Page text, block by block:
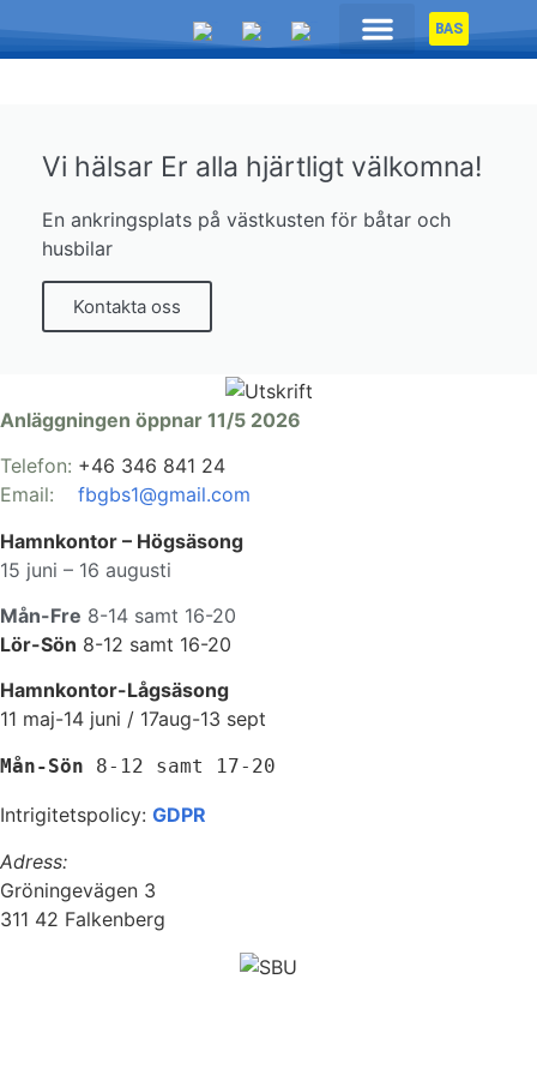
BAS
Vi hälsar Er alla hjärtligt välkomna!
En ankringsplats på västkusten för båtar och
husbilar
Kontakta oss
Anläggningen öppnar 11/5 2026
Telefon: +46 346 841 24
Email: fbgbs1@gmail.com
Hamnkontor – Högsäsong
15 juni – 16 augusti
Mån-Fre 8-14 samt 16-20
Lör-Sön 8-12 samt 16-20
Hamnkontor-Lågsäsong
11 maj-14 juni / 17aug-13 sept
Mån-Sön 8-12 samt 17-20
Intrigitetspolicy: GDPR
Adress:
Gröningevägen 3
311 42 Falkenberg